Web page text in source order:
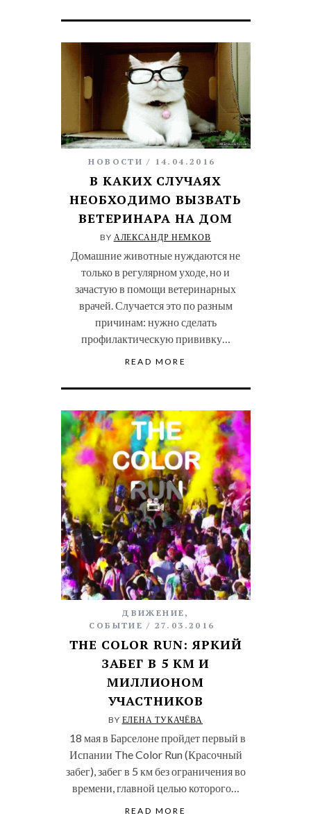
НОВОСТИ 14.04.2016
В КАКИХ СЛУЧАЯХ
НЕОБХОДИМО ВЫЗВАТЬ
ВЕТЕРИНАРА НА ДОМ
BY АЛЕКСАНДР НЕМКОВ
Домашние животные нуждаются не
только в регулярном уходе, но и
зачастую в помощи ветеринарных
врачей. Случается это по разным
причинам: нужно сделать
профилактическую прививку…
READ MORE
ДВИЖЕНИЕ ,
СОБЫТИЕ
27.03.2016
THE COLOR RUN: ЯРКИЙ
ЗАБЕГ В 5 КМ И
МИЛЛИОНОМ
УЧАСТНИКОВ
BY ЕЛЕНА ТУКАЧЁВА
18 мая в Барселоне пройдет первый в
Испании The Color Run (Красочный
забег), забег в 5 км без ограничения во
времени, главной целью которого…
READ MORE